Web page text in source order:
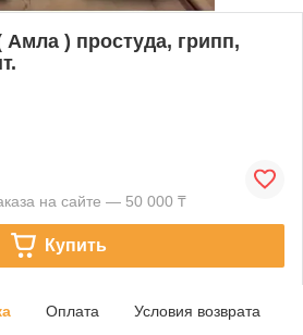
Амла ) простуда, грипп,
на сайте — 50 000 ₸
Купить
Оплата Условия возврата